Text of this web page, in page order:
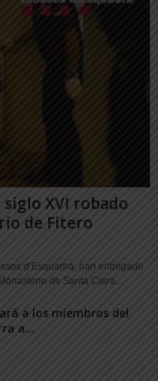
XVI robado
de Fitero
d’Esquadra, han entregado
de Santa Clara...
a los miembros del
a...